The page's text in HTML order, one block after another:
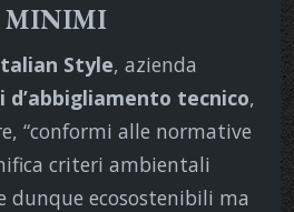
MINIMI
Style, azienda
d’abbigliamento tecnico,
“conformi alle normative
criteri ambientali
ecosostenibili ma